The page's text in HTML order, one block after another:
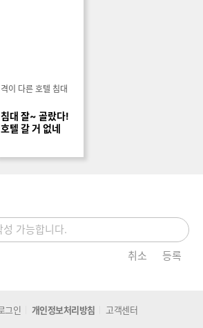
격이 다른 호텔 침대
침대 잘~ 골랐다!
호텔 갈 거 없네
취소 등록
그인 개인정보처리방침 고객센터